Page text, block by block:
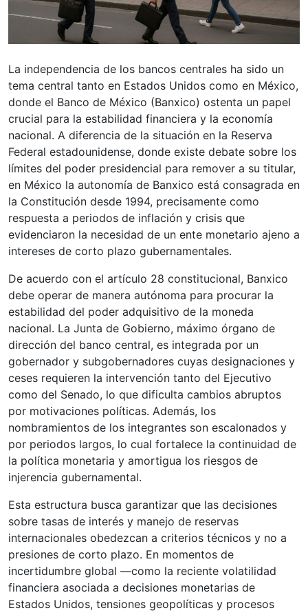
La independencia de los bancos centrales ha sido un
tema central tanto en Estados Unidos como en México,
donde el Banco de México (Banxico) ostenta un papel
crucial para la estabilidad financiera y la economía
nacional. A diferencia de la situación en la Reserva
Federal estadounidense, donde existe debate sobre los
límites del poder presidencial para remover a su titular,
en México la autonomía de Banxico está consagrada en
la Constitución desde 1994, precisamente como
respuesta a periodos de inflación y crisis que
evidenciaron la necesidad de un ente monetario ajeno a
intereses de corto plazo gubernamentales.
De acuerdo con el artículo 28 constitucional, Banxico
debe operar de manera autónoma para procurar la
estabilidad del poder adquisitivo de la moneda
nacional. La Junta de Gobierno, máximo órgano de
dirección del banco central, es integrada por un
gobernador y subgobernadores cuyas designaciones y
ceses requieren la intervención tanto del Ejecutivo
como del Senado, lo que dificulta cambios abruptos
por motivaciones políticas. Además, los
nombramientos de los integrantes son escalonados y
por periodos largos, lo cual fortalece la continuidad de
la política monetaria y amortigua los riesgos de
injerencia gubernamental.
Esta estructura busca garantizar que las decisiones
sobre tasas de interés y manejo de reservas
internacionales obedezcan a criterios técnicos y no a
presiones de corto plazo. En momentos de
incertidumbre global —como la reciente volatilidad
financiera asociada a decisiones monetarias de
Estados Unidos, tensiones geopolíticas y procesos